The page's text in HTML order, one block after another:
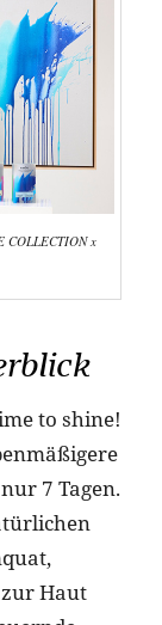
COLLECTION x
to shine!
7 Tagen.
Haut